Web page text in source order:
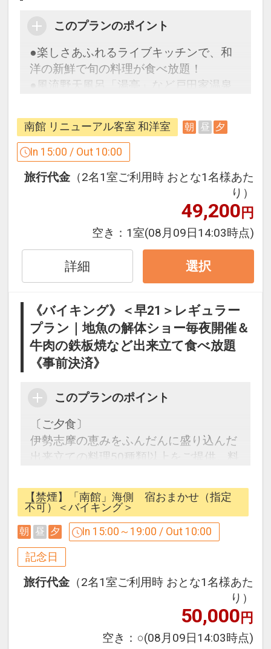
このプランのポイント
●楽しさあふれるライブキッチンで、和
洋の新鮮で旬の料理が食べ放題！
●風流野天風呂「湯亭」など戸田家温泉
うれしいポイント♪
１．カラオケＢＯＸお１人様（60分）お
（通常おとな・こどもとも１，１００
２．ナノイオンプラチナスチーマー１部
屋１台貸出
３．アニマルアメニティをご用意（３歳
※ １．２．は事前予約制・先着順
ご予約時に「お問合せ・ご要望等メモ」
欄、またはご予約後「マイページ」にご
１は希望時間もご記入ください。
※旅行代金に含まれます。
◎男女あわせて１３湯+足湯２湯の風流
野天風呂の湯亭。
青い海を眺めながらゆっくりとくつろげ
る、戸田家自慢の風流野天風呂(^^♪
佐田浜の港を眺めながら、癒しのひとと
きを・・・。
☆女湯「花の賀」 ・・・樽風呂・瓶風
呂・岩風呂をお楽しみ下さい。
☆男湯「緑の賀」 ・・・舟形風呂・釜風
呂・岩風呂・サウナをお楽しみ下さい。
南館 リニューアル客室 和洋室 朝 昼 夕
In 15:00 / Out 10:00
旅行代金 （2名1室ご利用時 おとな1名様あた
り）
49,200円
空き： 1室(08月09日14:03時点)
詳細 選択
《バイキング》＜早21＞レギュラー
プラン｜地魚の解体ショー毎夜開催＆
牛肉の鉄板焼など出来立て食べ放題
《事前決済》
このプランのポイント
〔ご夕食〕
伊勢志摩の恵みをふんだんに盛り込んだ
出来立ての料理50種類以上をご提供。料
ン」では牛肉鉄板焼き、魚ステーキな
ど、熱々の料理が楽しめる。
さらに、石窯を併設し毎日手作りたての
ピザや、地元産天然魚のお造りコーナー
もある。そのほか石釜コーナーでは三重
県産の米「結びの神」などの炊きたてが
味わえる。
トップ20時30分）まで。会場には19時
までにご入場くださいませ。
【禁煙】「南館」海側 宿おまかせ（指定
不可）＜バイキング＞
朝 昼 夕 In 15:00～19:00 / Out 10:00
記念日
旅行代金 （2名1室ご利用時 おとな1名様あた
り）
50,000円
空き： ○(08月09日14:03時点)